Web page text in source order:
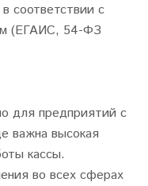
соответствии с
(ЕГАИС, 54-ФЗ
для предприятий с
важна высокая
кассы.
во всех сферах